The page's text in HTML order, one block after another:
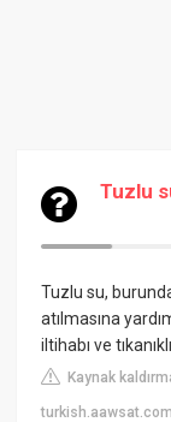
Tuzlu
Tuzlu su,
atılmasına
iltihabı ve
Kaynak
turkish.aawsat.com